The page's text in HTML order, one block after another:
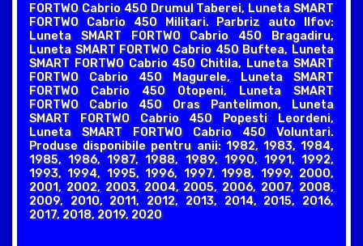
FORTWO Cabrio 450 Drumul Taberei, Luneta SMART
FORTWO Cabrio 450 Militari. Parbriz auto Ilfov:
Luneta SMART FORTWO Cabrio 450 Bragadiru,
Luneta SMART FORTWO Cabrio 450 Buftea, Luneta
SMART FORTWO Cabrio 450 Chitila, Luneta SMART
FORTWO Cabrio 450 Magurele, Luneta SMART
FORTWO Cabrio 450 Otopeni, Luneta SMART
FORTWO Cabrio 450 Oras Pantelimon, Luneta
SMART FORTWO Cabrio 450 Popesti Leordeni,
Luneta SMART FORTWO Cabrio 450 Voluntari.
Produse disponibile pentru anii: 1982, 1983, 1984,
1985, 1986, 1987, 1988, 1989, 1990, 1991, 1992,
1993, 1994, 1995, 1996, 1997, 1998, 1999, 2000,
2001, 2002, 2003, 2004, 2005, 2006, 2007, 2008,
2009, 2010, 2011, 2012, 2013, 2014, 2015, 2016,
2017, 2018, 2019, 2020